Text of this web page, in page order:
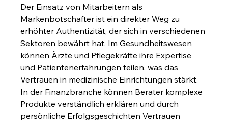
Der Einsatz von Mitarbeitern als
Markenbotschafter ist ein direkter Weg zu
erhöhter Authentizität, der sich in verschiedenen
Sektoren bewährt hat. Im Gesundheitswesen
können Ärzte und Pflegekräfte ihre Expertise
und Patientenerfahrungen teilen, was das
Vertrauen in medizinische Einrichtungen stärkt.
In der Finanzbranche können Berater komplexe
Produkte verständlich erklären und durch
persönliche Erfolgsgeschichten Vertrauen